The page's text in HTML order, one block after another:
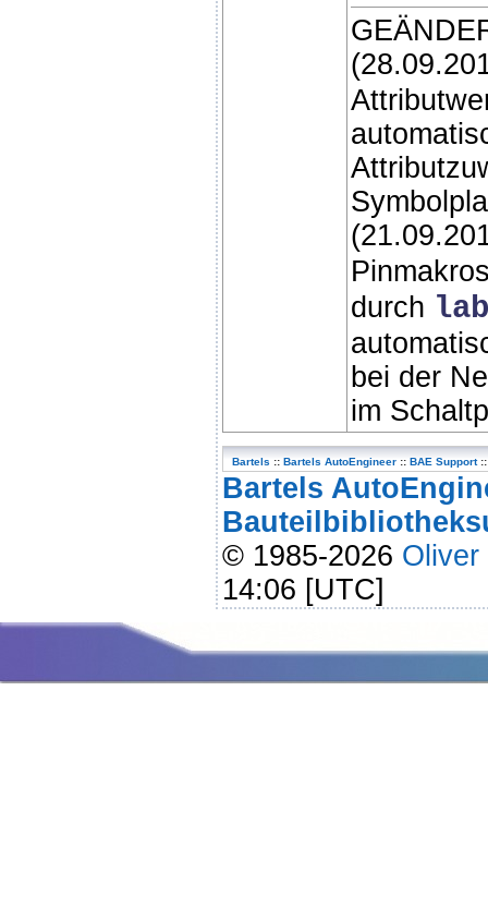
durch
bei der
im
Bartels :: Bartels AutoEngineer :: BAE Support ::
Bartels
© 1985-2026 Oliver
14:06 [UTC]